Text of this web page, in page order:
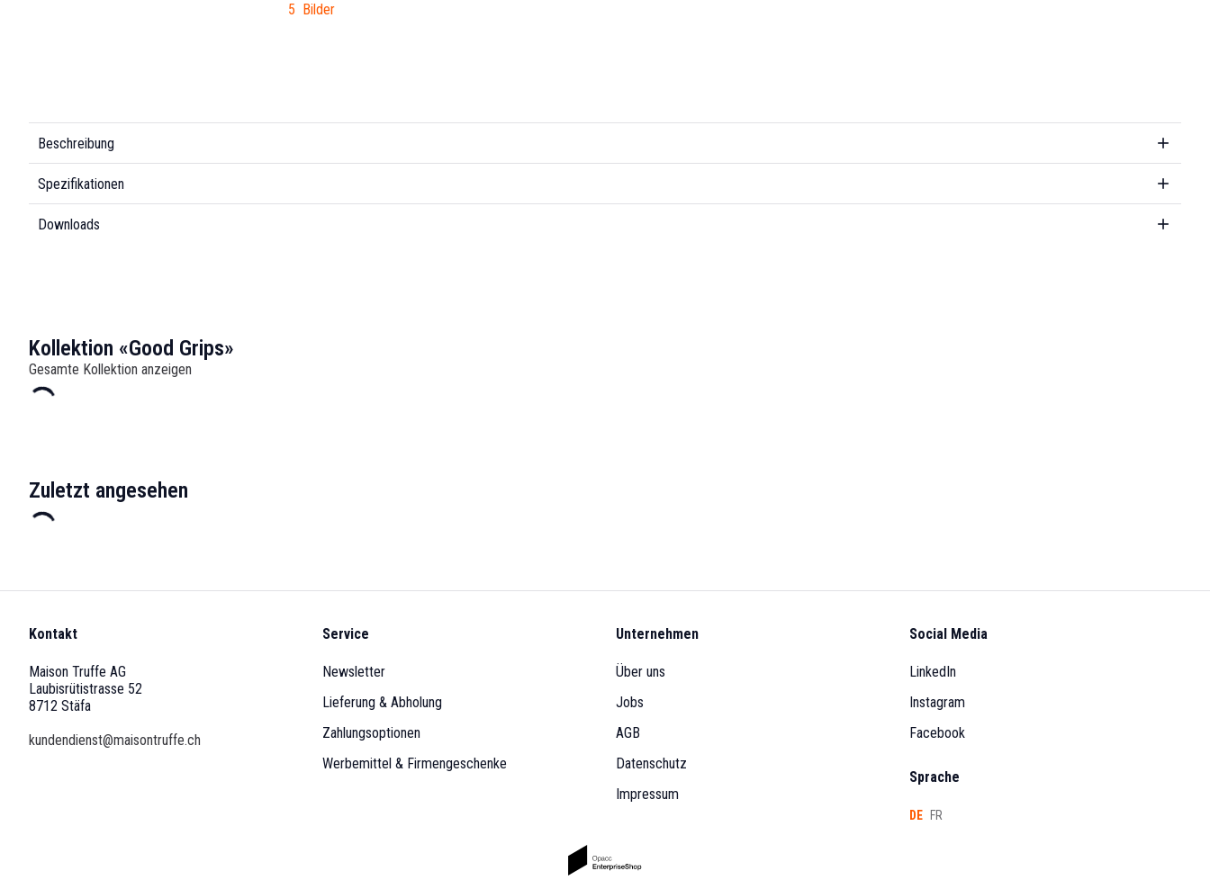
5 Bilder
Beschreibung
Spezifikationen
Downloads
Kollektion «Good Grips»
Gesamte Kollektion anzeigen
Zuletzt angesehen
Kontakt
Maison Truffe AG
Laubisrütistrasse 52
8712 Stäfa
kundendienst@maisontruffe.ch
Service
Newsletter
Lieferung & Abholung
Zahlungsoptionen
Werbemittel & Firmengeschenke
Unternehmen
Über uns
Jobs
AGB
Datenschutz
Impressum
Social Media
LinkedIn
Instagram
Facebook
Sprache
DE FR